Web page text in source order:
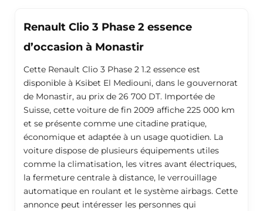
Renault Clio 3 Phase 2 essence
d’occasion à Monastir
Cette Renault Clio 3 Phase 2 1.2 essence est
disponible à Ksibet El Mediouni, dans le gouvernorat
de Monastir, au prix de 26 700 DT. Importée de
Suisse, cette voiture de fin 2009 affiche 225 000 km
et se présente comme une citadine pratique,
économique et adaptée à un usage quotidien. La
voiture dispose de plusieurs équipements utiles
comme la climatisation, les vitres avant électriques,
la fermeture centrale à distance, le verrouillage
automatique en roulant et le système airbags. Cette
annonce peut intéresser les personnes qui